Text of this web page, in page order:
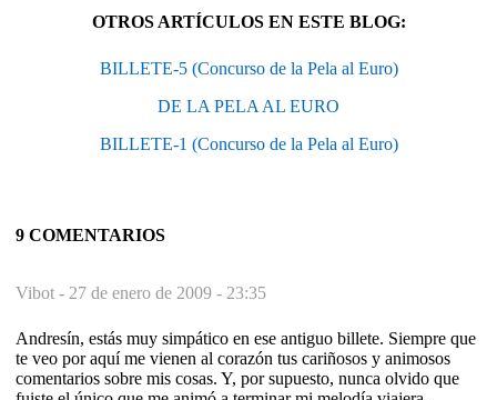
OTROS ARTÍCULOS EN ESTE BLOG:
BILLETE-5 (Concurso de la Pela al Euro)
DE LA PELA AL EURO
BILLETE-1 (Concurso de la Pela al Euro)
9 COMENTARIOS
Vibot - 27 de enero de 2009 - 23:35
Andresín, estás muy simpático en ese antiguo billete. Siempre que
te veo por aquí me vienen al corazón tus cariñosos y animosos
comentarios sobre mis cosas. Y, por supuesto, nunca olvido que